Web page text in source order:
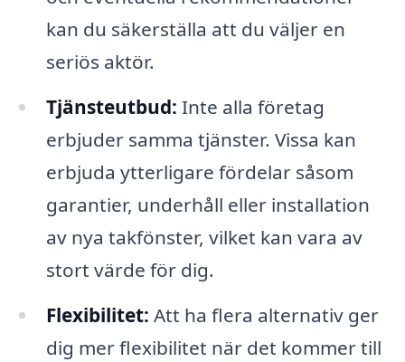
kan du säkerställa att du väljer en
seriös aktör.
Tjänsteutbud: Inte alla företag
erbjuder samma tjänster. Vissa kan
erbjuda ytterligare fördelar såsom
garantier, underhåll eller installation
av nya takfönster, vilket kan vara av
stort värde för dig.
Flexibilitet: Att ha flera alternativ ger
dig mer flexibilitet när det kommer till